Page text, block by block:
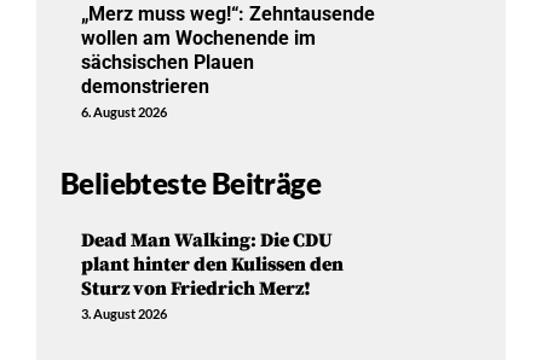
„Merz muss weg!“: Zehntausende
wollen am Wochenende im
sächsischen Plauen
demonstrieren
6. August 2026
Beliebteste Beiträge
Dead Man Walking: Die CDU
plant hinter den Kulissen den
Sturz von Friedrich Merz!
3. August 2026